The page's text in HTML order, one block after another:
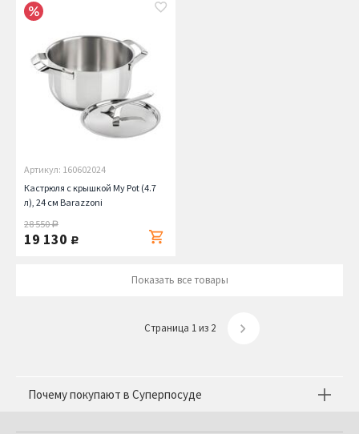
Артикул: 160602024
Кастрюля с крышкой My Pot (4.7
л), 24 см Barazzoni
28 550руб.
19 130 руб.
Показать все товары
Страница 1 из 2
Почему покупают в Суперпосуде